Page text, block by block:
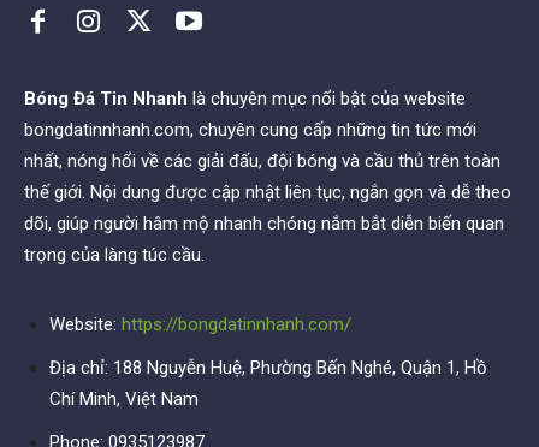
Bóng Đá Tin Nhanh là chuyên mục nổi bật của website
bongdatinnhanh.com, chuyên cung cấp những tin tức mới
nhất, nóng hổi về các giải đấu, đội bóng và cầu thủ trên toàn
thế giới. Nội dung được cập nhật liên tục, ngắn gọn và dễ theo
dõi, giúp người hâm mộ nhanh chóng nắm bắt diễn biến quan
trọng của làng túc cầu.
Website: https://bongdatinnhanh.com/
Địa chỉ: 188 Nguyễn Huệ, Phường Bến Nghé, Quận 1, Hồ
Chí Minh, Việt Nam
Phone: 0935123987